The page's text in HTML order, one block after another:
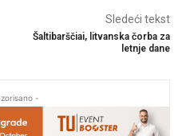
Sledeći tekst
Šaltibarščiai, litvanska čorba za
letnje dane
-